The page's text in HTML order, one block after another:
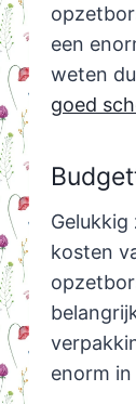
een
weten
goed
kosten
enorm in